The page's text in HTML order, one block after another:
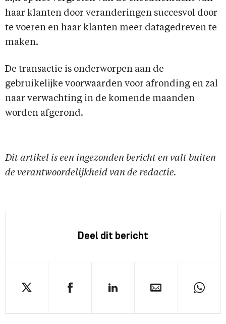
haar klanten door veranderingen succesvol door
te voeren en haar klanten meer datagedreven te
maken.
De transactie is onderworpen aan de
gebruikelijke voorwaarden voor afronding en zal
naar verwachting in de komende maanden
worden afgerond.
Dit artikel is een ingezonden bericht en valt buiten
de verantwoordelijkheid van de redactie.
Deel dit bericht